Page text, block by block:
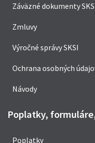
Záväzné dokumenty
Zmluvy
Výročné správy SKSI
Ochrana osobných
Návody
Poplatky,
Poplatky